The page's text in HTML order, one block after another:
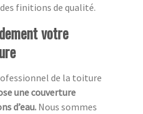
finitions de qualité.
votre
de la toiture
une couverture
d’eau. Nous sommes